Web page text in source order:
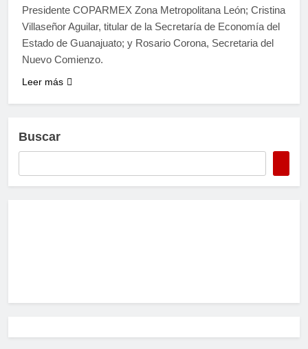
Presidente COPARMEX Zona Metropolitana León; Cristina
Villaseñor Aguilar, titular de la Secretaría de Economía del
Estado de Guanajuato; y Rosario Corona, Secretaria del
Nuevo Comienzo.
Leer más
Buscar